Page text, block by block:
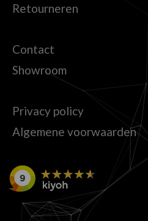
Retourneren
Contact
Showroom
Privacy policy
Algemene voorwaarden